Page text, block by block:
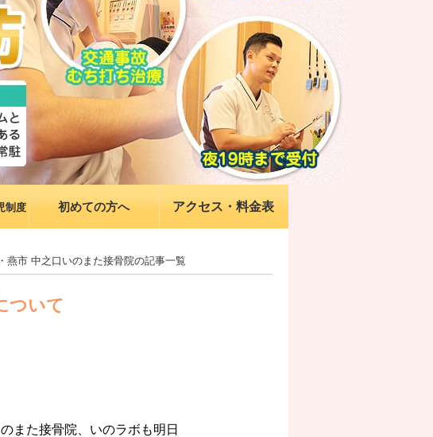
制度 初めての方へ アクセス・料金表
燕市 中之口いのまた接骨院の記事一覧
ついて
また接骨院、いのラボも明日